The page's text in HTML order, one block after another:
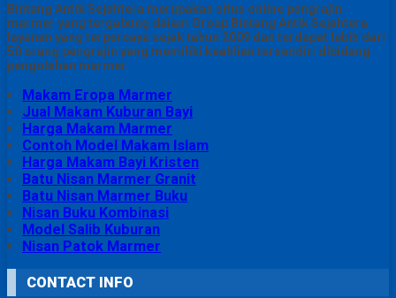
Bintang Antik Sejahtera merupakan situs online pengrajin
marmer yang tergabung dalam Group Bintang Antik Sejahtera
layanan yang terpercaya sejak tahun 2009 dan terdapat lebih dari
50 orang pengrajin yang memiliki keahlian tersendiri dibidang
pengolahan marmer.
Makam Eropa Marmer
Jual Makam Kuburan Bayi
Harga Makam Marmer
Contoh Model Makam Islam
Harga Makam Bayi Kristen
Batu Nisan Marmer Granit
Batu Nisan Marmer Buku
Nisan Buku Kombinasi
Model Salib Kuburan
Nisan Patok Marmer
CONTACT INFO